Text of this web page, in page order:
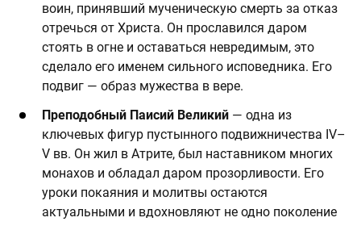
воин, принявший мученическую смерть за отказ
отречься от Христа. Он прославился даром
стоять в огне и оставаться невредимым, это
сделало его именем сильного исповедника. Его
подвиг — образ мужества в вере.
Преподобный Паисий Великий — одна из
ключевых фигур пустынного подвижничества IV–
V вв. Он жил в Атрите, был наставником многих
монахов и обладал даром прозорливости. Его
уроки покаяния и молитвы остаются
актуальными и вдохновляют не одно поколение